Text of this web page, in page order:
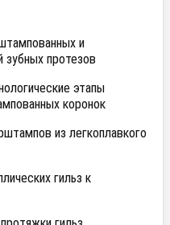
и
зубных протезов
этапы
коронок
из легкоплавкого
гильз к